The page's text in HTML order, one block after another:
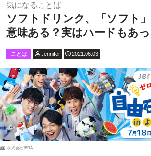
気になることば
ソフトドリンク、「ソフト
意味ある？実はハードもあ
ことば Jennifer 2021.06.03
PR 株式会社JERA